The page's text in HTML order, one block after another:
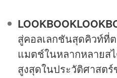
สู่คอลเลกชันสุดคิวท์ที่
แมตช์ในหลากหลายส
สูงสุดในประวัติศาสต